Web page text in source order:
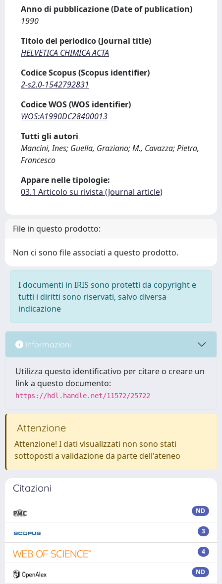
Anno di pubblicazione (Date of publication)
1990
Titolo del periodico (Journal title)
HELVETICA CHIMICA ACTA
Codice Scopus (Scopus identifier)
2-s2.0-1542792831
Codice WOS (WOS identifier)
WOS:A1990DC28400013
Tutti gli autori
Mancini, Ines; Guella, Graziano; M., Cavazza; Pietra,
Francesco
Appare nelle tipologie:
03.1 Articolo su rivista (Journal article)
File in questo prodotto:
Non ci sono file associati a questo prodotto.
I documenti in IRIS sono protetti da copyright e
tutti i diritti sono riservati, salvo diversa
indicazione
Informazioni
Utilizza questo identificativo per citare o creare un
link a questo documento:
https://hdl.handle.net/11572/25722
Attenzione
Attenzione! I dati visualizzati non sono stati
sottoposti a validazione da parte dell'ateneo
Citazioni
ND
3
4
ND